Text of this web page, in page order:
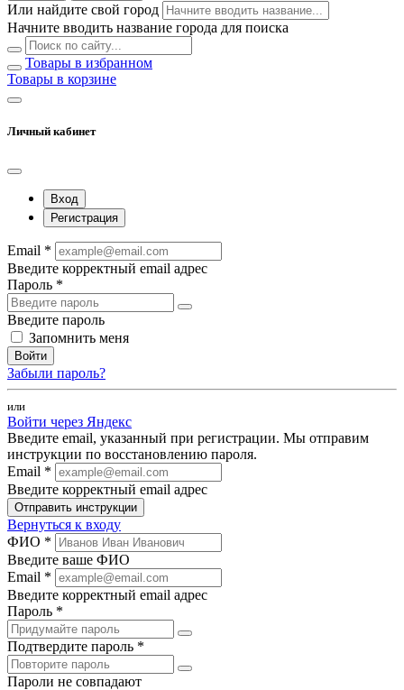
Или найдите свой город
Начните вводить название города для поиска
Товары в избранном
Товары в корзине
Личный кабинет
Вход
Регистрация
Email *
Введите корректный email адрес
Пароль *
Введите пароль
Запомнить меня
Войти
Забыли пароль?
или
Войти через Яндекс
Введите email, указанный при регистрации. Мы отправим
инструкции по восстановлению пароля.
Email *
Введите корректный email адрес
Отправить инструкции
Вернуться к входу
ФИО *
Введите ваше ФИО
Email *
Введите корректный email адрес
Пароль *
Подтвердите пароль *
Пароли не совпадают